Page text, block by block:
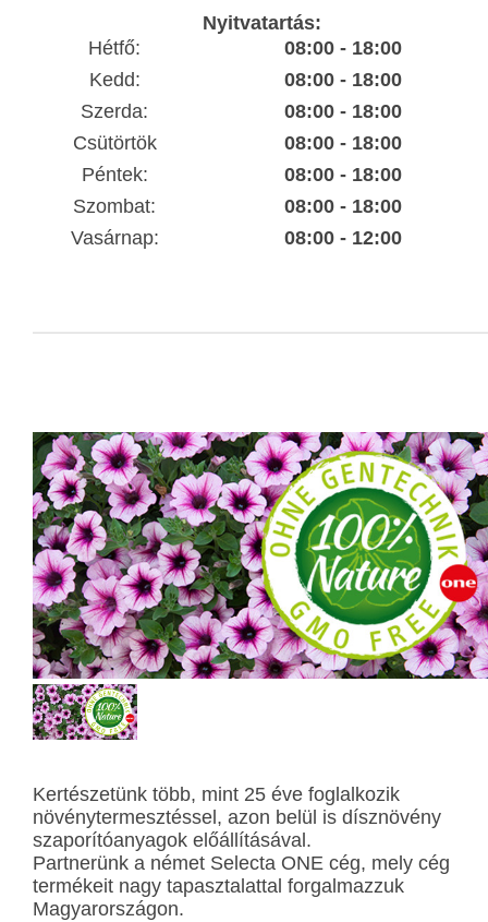
Nyitvatartás:
Hétfő:
08:00 - 18:00
Kedd:
08:00 - 18:00
Szerda:
08:00 - 18:00
Csütörtök
08:00 - 18:00
Péntek:
08:00 - 18:00
Szombat:
08:00 - 18:00
Vasárnap:
08:00 - 12:00
Kertészetünk több, mint 25 éve foglalkozik
növénytermesztéssel, azon belül is dísznövény
szaporítóanyagok előállításával.
Partnerünk a német Selecta ONE cég, mely cég
termékeit nagy tapasztalattal forgalmazzuk
Magyarországon.